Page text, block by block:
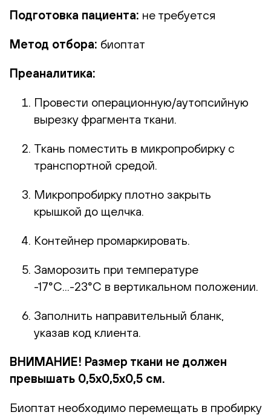
Подготовка пациента: не требуется
Метод отбора: биоптат
Преаналитика:
Провести операционную/аутопсийную
вырезку фрагмента ткани.
Ткань поместить в микропробирку с
транспортной средой.
Микропробирку плотно закрыть
крышкой до щелчка.
Контейнер промаркировать.
Заморозить при температуре
-17°С...-23°С в вертикальном положении.
Заполнить направительный бланк,
указав код клиента.
ВНИМАНИЕ! Размер ткани не должен
превышать 0,5х0,5х0,5 см.
Биоптат необходимо перемещать в пробирку